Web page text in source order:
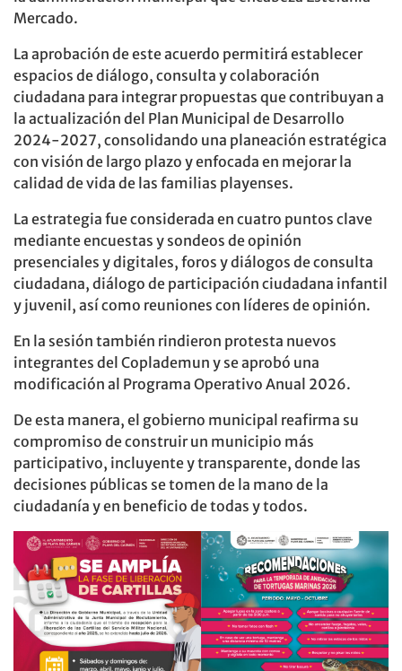
Mercado.
La aprobación de este acuerdo permitirá establecer
espacios de diálogo, consulta y colaboración
ciudadana para integrar propuestas que contribuyan a
la actualización del Plan Municipal de Desarrollo
2024-2027, consolidando una planeación estratégica
con visión de largo plazo y enfocada en mejorar la
calidad de vida de las familias playenses.
La estrategia fue considerada en cuatro puntos clave
mediante encuestas y sondeos de opinión
presenciales y digitales, foros y diálogos de consulta
ciudadana, diálogo de participación ciudadana infantil
y juvenil, así como reuniones con líderes de opinión.
En la sesión también rindieron protesta nuevos
integrantes del Coplademun y se aprobó una
modificación al Programa Operativo Anual 2026.
De esta manera, el gobierno municipal reafirma su
compromiso de construir un municipio más
participativo, incluyente y transparente, donde las
decisiones públicas se tomen de la mano de la
ciudadanía y en beneficio de todas y todos.